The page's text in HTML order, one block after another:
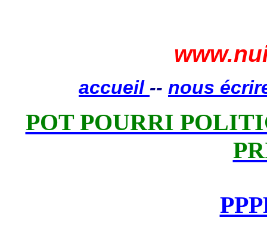
accueil -- nous
POT POURRI